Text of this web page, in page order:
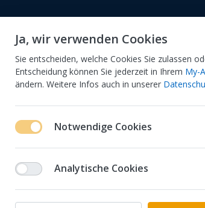
Dor
Vergaserkits
Ja, wir verwenden Cookies
Sie entscheiden, welche Cookies Sie zulassen
Entscheidung können Sie jederzeit in Ihrem My-
ändern. Weitere Infos auch in unserer
Notwendige Cookies
Analytische Cookies